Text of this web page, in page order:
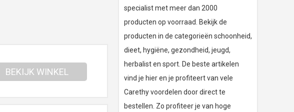
BEKIJK WINKEL
specialist met meer dan 2000
producten op voorraad. Bekijk de
producten in de categorieën schoonheid,
dieet, hygiëne, gezondheid, jeugd,
herbalist en sport. De beste artikelen
vind je hier en je profiteert van vele
Carethy voordelen door direct te
bestellen. Zo profiteer je van hoge